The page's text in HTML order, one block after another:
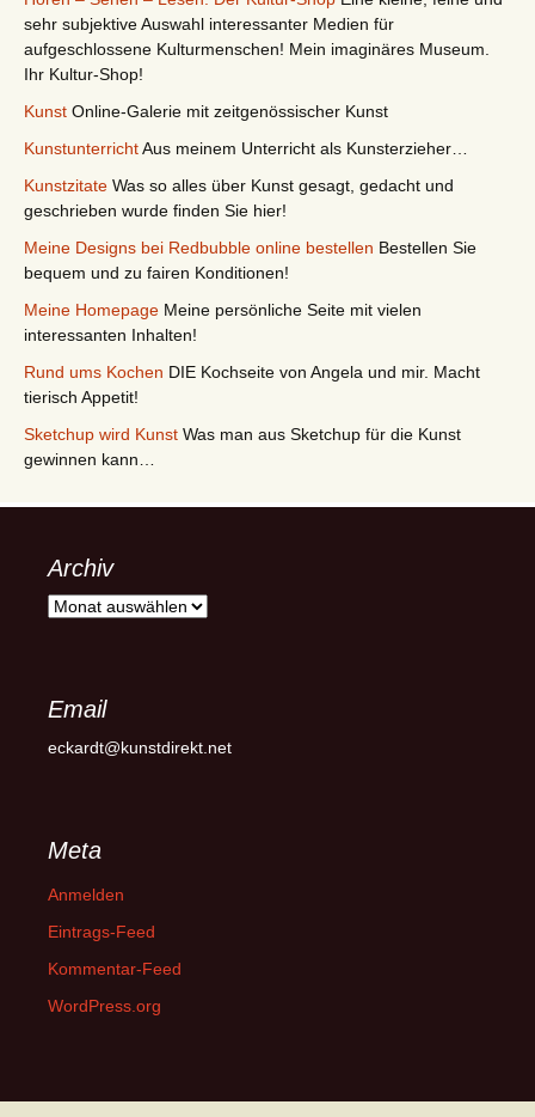
sehr subjektive Auswahl interessanter Medien für
aufgeschlossene Kulturmenschen! Mein imaginäres Museum.
Ihr Kultur-Shop!
Kunst Online-Galerie mit zeitgenössischer Kunst
KunstunterrichtAus meinem Unterricht als Kunsterzieher…
Kunstzitate Was so alles über Kunst gesagt, gedacht und
geschrieben wurde finden Sie hier!
Meine Designs bei Redbubble online bestellen Bestellen Sie
bequem und zu fairen Konditionen!
Meine Homepage Meine persönliche Seite mit vielen
interessanten Inhalten!
Rund ums Kochen DIE Kochseite von Angela und mir. Macht
tierisch Appetit!
Sketchup wird Kunst Was man aus Sketchup für die Kunst
gewinnen kann…
Archiv
Archiv
Email
eckardt@kunstdirekt.net
Meta
Anmelden
Eintrags-Feed
Kommentar-Feed
WordPress.org